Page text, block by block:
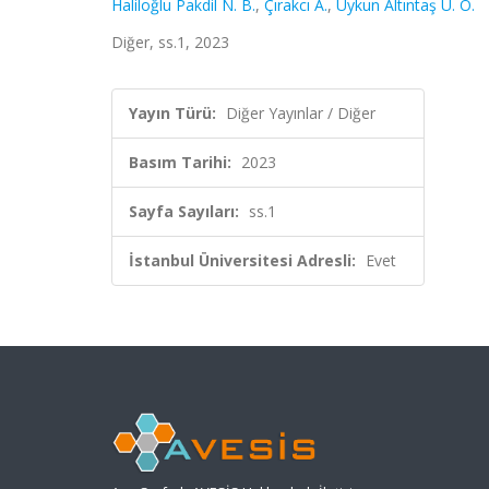
Haliloğlu Pakdil N. B., Çırakcı A., Uykun Altıntaş Ü. O.
Diğer, ss.1, 2023
Yayın Türü: Diğer Yayınlar / Diğer
Basım Tarihi: 2023
Sayfa Sayıları: ss.1
İstanbul Üniversitesi Adresli: Evet